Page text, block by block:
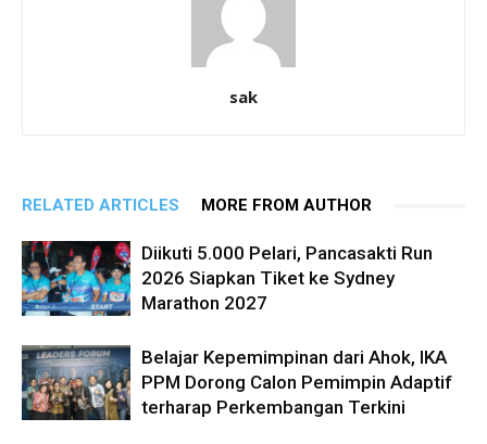
sak
RELATED ARTICLES MORE FROM AUTHOR
Diikuti 5.000 Pelari, Pancasakti Run
2026 Siapkan Tiket ke Sydney
Marathon 2027
Belajar Kepemimpinan dari Ahok, IKA
PPM Dorong Calon Pemimpin Adaptif
terharap Perkembangan Terkini